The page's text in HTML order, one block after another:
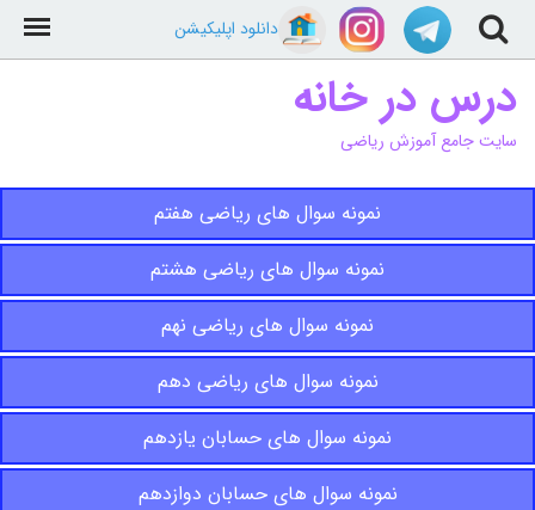
دانلود اپلیکیشن
درس در خانه
سایت جامع آموزش ریاضی
نمونه سوال های ریاضی هفتم
نمونه سوال های ریاضی هشتم
نمونه سوال های ریاضی نهم
نمونه سوال های ریاضی دهم
نمونه سوال های حسابان یازدهم
نمونه سوال های حسابان دوازدهم